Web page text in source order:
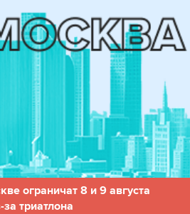
ограничат 8 и 9 августа
за триатлона